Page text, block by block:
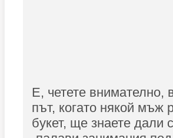
Е, четете внимателно,
път, когато някой мъж
букет, ще знаете дали